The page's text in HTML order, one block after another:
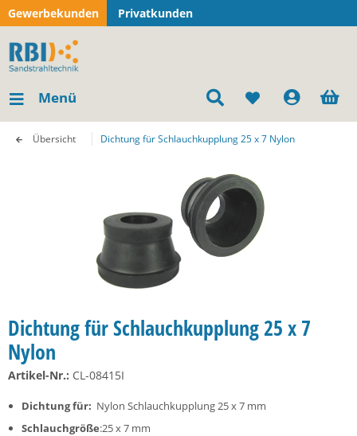
Gewerbekunden Privatkunden
Menü
Übersicht Dichtung für Schlauchkupplung 25 x 7 Nylon
Dichtung für Schlauchkupplung 25 x 7
Nylon
Artikel-Nr.: CL-08415I
Dichtung für: Nylon Schlauchkupplung 25 x 7 mm
Schlauchgröße:25 x 7 mm